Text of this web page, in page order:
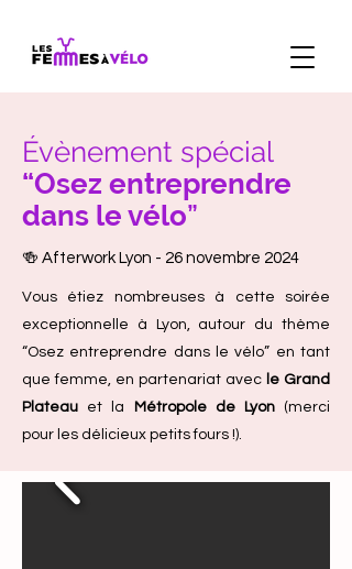
Évènement spécial
“Osez entreprendre
dans le vélo”
🍻 Afterwork Lyon - 26 novembre 2024
Vous étiez nombreuses à cette soirée
exceptionnelle à Lyon, autour du thème
“Osez entreprendre dans le vélo” en tant
que femme, en partenariat avec le Grand
Plateau
et la Métropole de Lyon(merci
pour les délicieux petits fours !).